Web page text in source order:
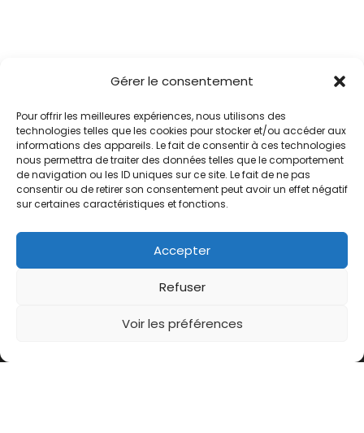
Gérer le consentement
Pour offrir les meilleures expériences, nous utilisons des
technologies telles que les cookies pour stocker et/ou accéder aux
informations des appareils. Le fait de consentir à ces technologies
nous permettra de traiter des données telles que le comportement
de navigation ou les ID uniques sur ce site. Le fait de ne pas
consentir ou de retirer son consentement peut avoir un effet négatif
sur certaines caractéristiques et fonctions.
Accepter
Refuser
Voir les préférences